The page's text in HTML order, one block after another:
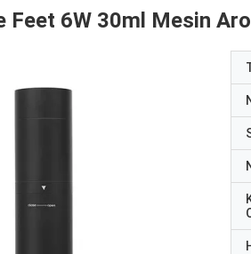
Feet 6W 30ml Mesin